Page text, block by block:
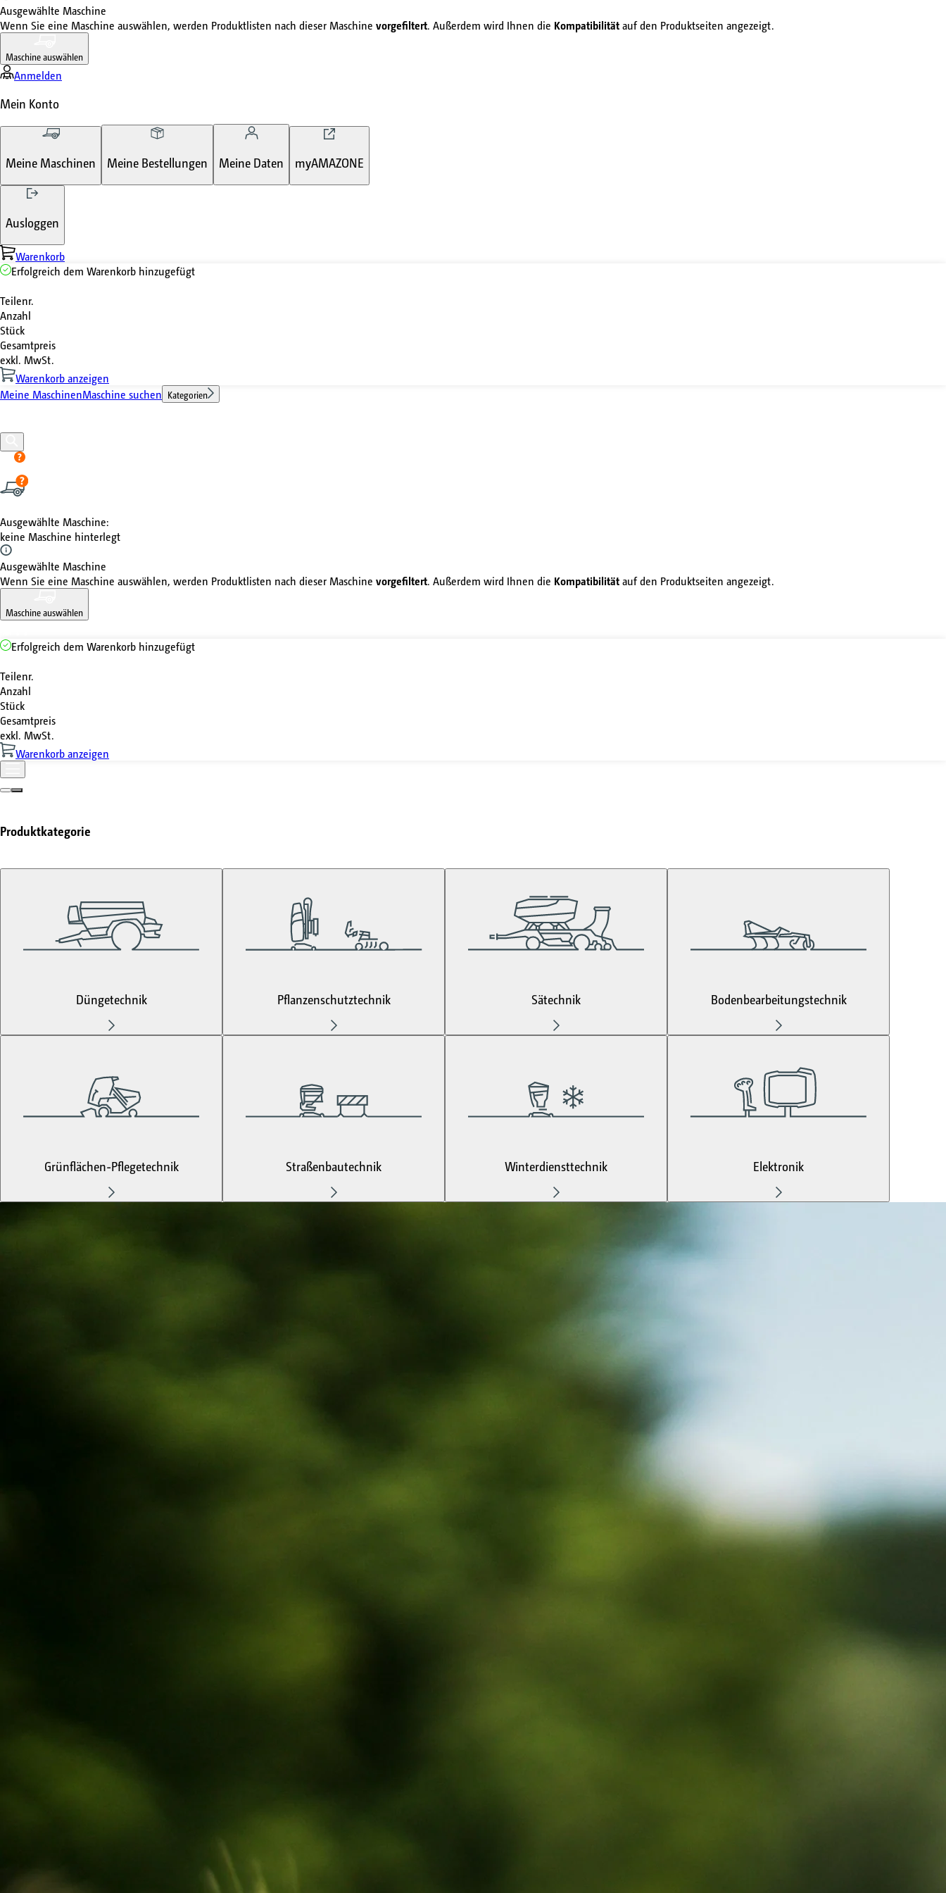
Ausgewählte Maschine
Wenn Sie eine Maschine auswählen, werden Produktlisten nach dieser Maschine vorgefiltert. Außerdem wird Ihnen die Kompatibilitätauf den Produktseiten angezeigt.
Maschine auswählen
Anmelden
Mein Konto
Meine Maschinen Meine Bestellungen Meine Daten myAMAZONE
Ausloggen
Warenkorb
Erfolgreich dem Warenkorb hinzugefügt
Teilenr.
Anzahl
Stück
Gesamtpreis
exkl. MwSt.
Warenkorb anzeigen
Meine MaschinenMaschine suchen Kategorien
Ausgewählte Maschine:
keine Maschine hinterlegt
Ausgewählte Maschine
Wenn Sie eine Maschine auswählen, werden Produktlisten nach dieser Maschine vorgefiltert. Außerdem wird Ihnen die Kompatibilitätauf den Produktseiten angezeigt.
Maschine auswählen
Erfolgreich dem Warenkorb hinzugefügt
Teilenr.
Anzahl
Stück
Gesamtpreis
exkl. MwSt.
Warenkorb anzeigen
Produktkategorie
Düngetechnik Pflanzenschutztechnik Sätechnik Bodenbearbeitungstechnik
Grünflächen-Pflegetechnik Straßenbautechnik Winterdiensttechnik Elektronik